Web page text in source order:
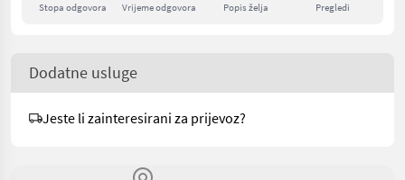
Stopa odgovora Vrijeme odgovora Popis želja Pregledi
Dodatne usluge
Jeste li zainteresirani za prijevoz?